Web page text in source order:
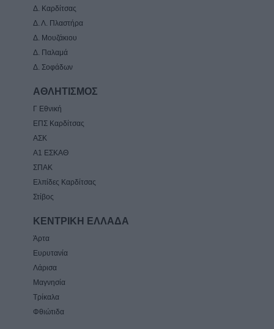
Δ. Καρδίτσας
Δ. Λ. Πλαστήρα
Δ. Μουζάκιου
Δ. Παλαμά
Δ. Σοφάδων
ΑΘΛΗΤΙΣΜΟΣ
Γ Εθνική
ΕΠΣ Καρδίτσας
ΑΣΚ
Α1 ΕΣΚΑΘ
ΣΠΑΚ
Ελπίδες Καρδίτσας
Στίβος
ΚΕΝΤΡΙΚΗ ΕΛΛΑΔΑ
Άρτα
Ευρυτανία
Λάρισα
Μαγνησία
Τρίκαλα
Φθιώτιδα